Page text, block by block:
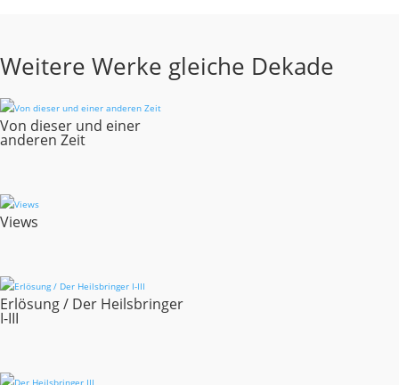
Weitere Werke gleiche Dekade
Von dieser und einer
anderen Zeit
Views
Erlösung / Der Heilsbringer
I-III